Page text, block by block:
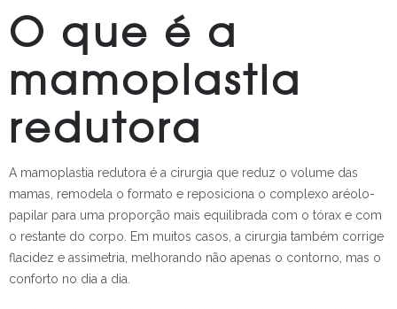
O que é a
mamoplastia
redutora
A mamoplastia redutora é a cirurgia que reduz o volume das
mamas, remodela o formato e reposiciona o complexo aréolo-
papilar para uma proporção mais equilibrada com o tórax e com
o restante do corpo. Em muitos casos, a cirurgia também corrige
flacidez e assimetria, melhorando não apenas o contorno, mas o
conforto no dia a dia.